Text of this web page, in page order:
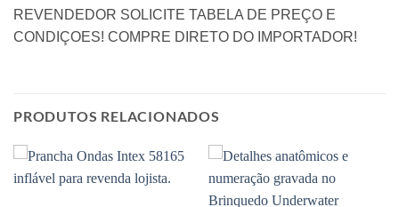
REVENDEDOR SOLICITE TABELA DE PREÇO E
CONDIÇOES! COMPRE DIRETO DO IMPORTADOR!
PRODUTOS RELACIONADOS